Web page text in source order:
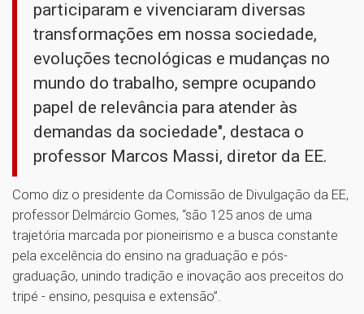
participaram e vivenciaram diversas
transformações em nossa sociedade,
evoluções tecnológicas e mudanças no
mundo do trabalho, sempre ocupando
papel de relevância para atender às
demandas da sociedade", destaca o
professor Marcos Massi, diretor da EE.
Como diz o presidente da Comissão de Divulgação da EE,
professor Delmárcio Gomes, “são 125 anos de uma
trajetória marcada por pioneirismo e a busca constante
pela excelência do ensino na graduação e pós-
graduação, unindo tradição e inovação aos preceitos do
tripé - ensino, pesquisa e extensão”.